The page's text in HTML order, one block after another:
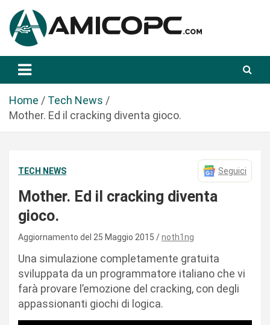
a
Amicopc.com
Home
Tech News
Mother. Ed il cracking diventa gioco.
TECH NEWS Seguici
Mother. Ed il cracking diventa
gioco.
Aggiornamento del 25 Maggio 2015 noth1ng
Una simulazione completamente gratuita
sviluppata da un programmatore italiano che vi
farà provare l’emozione del cracking, con degli
appassionanti giochi di logica.